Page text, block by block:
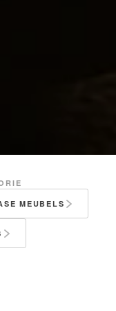
MEUBELS